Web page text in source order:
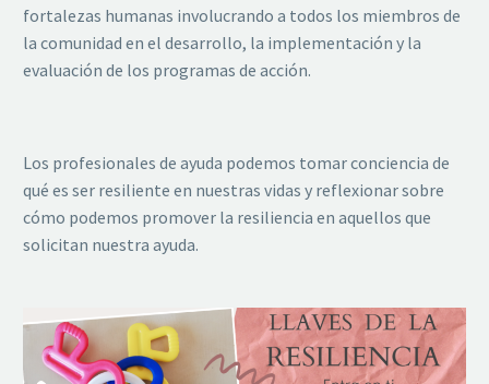
fortalezas humanas involucrando a todos los miembros de
la comunidad en el desarrollo, la implementación y la
evaluación de los programas de acción.
Los profesionales de ayuda podemos tomar conciencia de
qué es ser resiliente en nuestras vidas y reflexionar sobre
cómo podemos promover la resiliencia en aquellos que
solicitan nuestra ayuda.